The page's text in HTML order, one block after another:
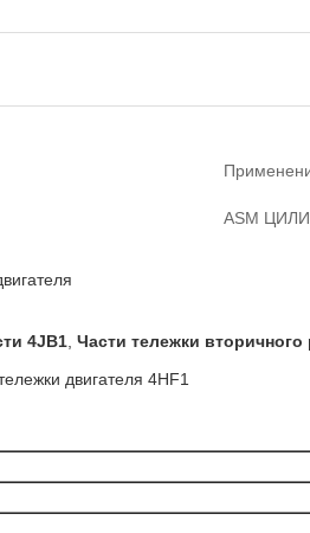
ASM
4JB1 Части тележки
двигателя 4HF1